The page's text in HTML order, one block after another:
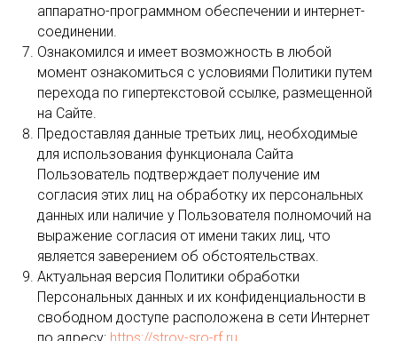
аппаратно-программном обеспечении и интернет-
соединении.
Ознакомился и имеет возможность в любой
момент ознакомиться с условиями Политики путем
перехода по гипертекстовой ссылке, размещенной
на Сайте.
Предоставляя данные третьих лиц, необходимые
для использования функционала Сайта
Пользователь подтверждает получение им
согласия этих лиц на обработку их персональных
данных или наличие у Пользователя полномочий на
выражение согласия от имени таких лиц, что
является заверением об обстоятельствах.
Актуальная версия Политики обработки
Персональных данных и их конфиденциальности в
свободном доступе расположена в сети Интернет